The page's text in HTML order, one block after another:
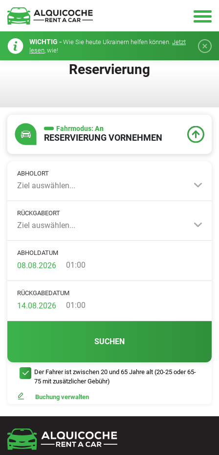
WICHTIG - Wie Sie heute Ukrainern helfen können. Jetzt
lesen, wie!
Reservierung
Fahrmodus: An
RESERVIERUNG VORNEHMEN
ABHOLORT
Ziel auswählen...
RÜCKGABEORT
Ziel auswählen...
ABHOLDATUM
01:00
RÜCKGABEDATUM
01:00
SUCHEN
Der Fahrer ist zwischen 20 und 65 Jahre alt (20-25 oder 65-
75 mit zusätzlicher Gebühr)
Buchung verwalten